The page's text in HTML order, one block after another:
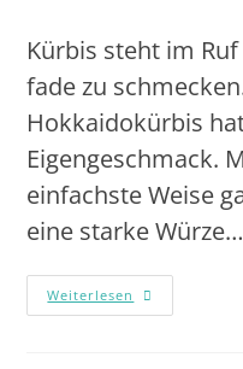
Kürbis steht im
fade zu
Hokkaidokürbis
Eigengeschmack.
einfachste Weise
eine starke Würze…
Weiterlesen